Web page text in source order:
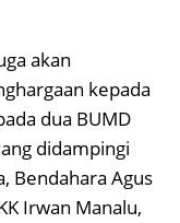
akan
kepada
dua BUMD
didampingi
Bendahara Agus
Irwan Manalu,